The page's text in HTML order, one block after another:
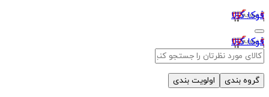
فوکا کالا
فوکا کالا
گروه بندی اولویت بندی